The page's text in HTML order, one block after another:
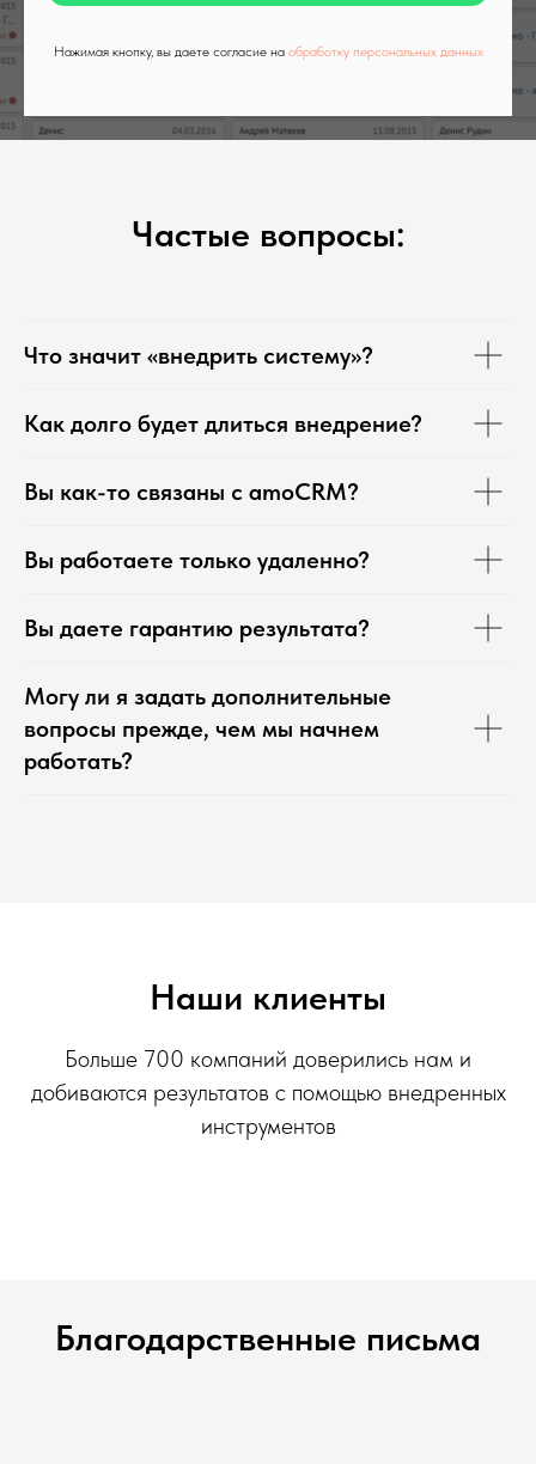
Нажимая кнопку, вы даете согласие на обработку персональных данных
Частые вопросы:
Что значит «внедрить систему»?
Как долго будет длиться внедрение?
Вы как-то связаны с amoCRM?
Вы работаете только удаленно?
Вы даете гарантию результата?
Могу ли я задать дополнительные
вопросы прежде, чем мы начнем
работать?
Наши клиенты
Больше 700 компаний доверились нам и
добиваются результатов с помощью внедренных
инструментов
Благодарственные письма